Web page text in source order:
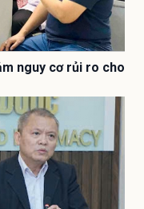
nguy cơ rủi ro cho